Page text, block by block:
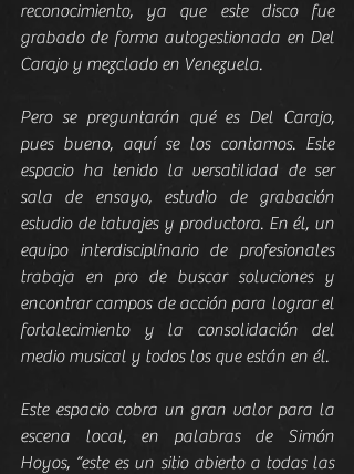
reconocimiento, ya que este disco fue
grabado de forma autogestionada en Del
Carajo y mezclado en Venezuela.
Pero se preguntarán qué es Del Carajo,
pues bueno, aquí se los contamos. Este
espacio ha tenido la versatilidad de ser
sala de ensayo, estudio de grabación
estudio de tatuajes y productora. En él, un
equipo interdisciplinario de profesionales
trabaja en pro de buscar soluciones y
encontrar campos de acción para lograr el
fortalecimiento y la consolidación del
medio musical y todos los que están en él.
Este espacio cobra un gran valor para la
escena local, en palabras de Simón
Hoyos, “este es un sitio abierto a todas las